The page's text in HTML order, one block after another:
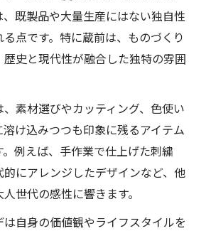
既製品や大量生産にはない独自性
点です。特に蔵前は、ものづくり
史と現代性が融合した独特の雰囲
素材選びやカッティング、色使い
け込みつつも印象に残るアイテム
例えば、手作業で仕上げた刺繍
にアレンジしたデザインなど、他
世代の感性に響きます。
自身の価値観やライフスタイルを